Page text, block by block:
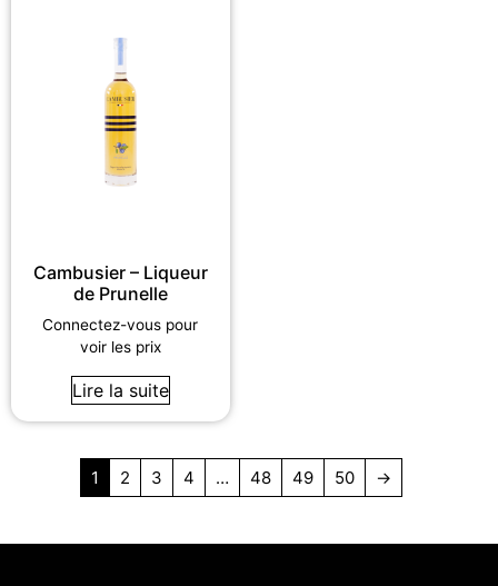
Cambusier – Liqueur
de Prunelle
Connectez-vous pour
voir les prix
Lire la suite
1 2 3 4 … 48 49 50 →